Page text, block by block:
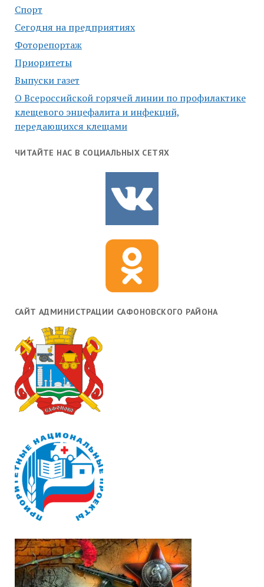
Спорт
Сегодня на предприятиях
Фоторепортаж
Приоритеты
Выпуски газет
О Всероссийской горячей линии по профилактике
клещевого энцефалита и инфекций,
передающихся клещами
ЧИТАЙТЕ НАС В СОЦИАЛЬНЫХ СЕТЯХ
САЙТ АДМИНИСТРАЦИИ САФОНОВСКОГО РАЙОНА